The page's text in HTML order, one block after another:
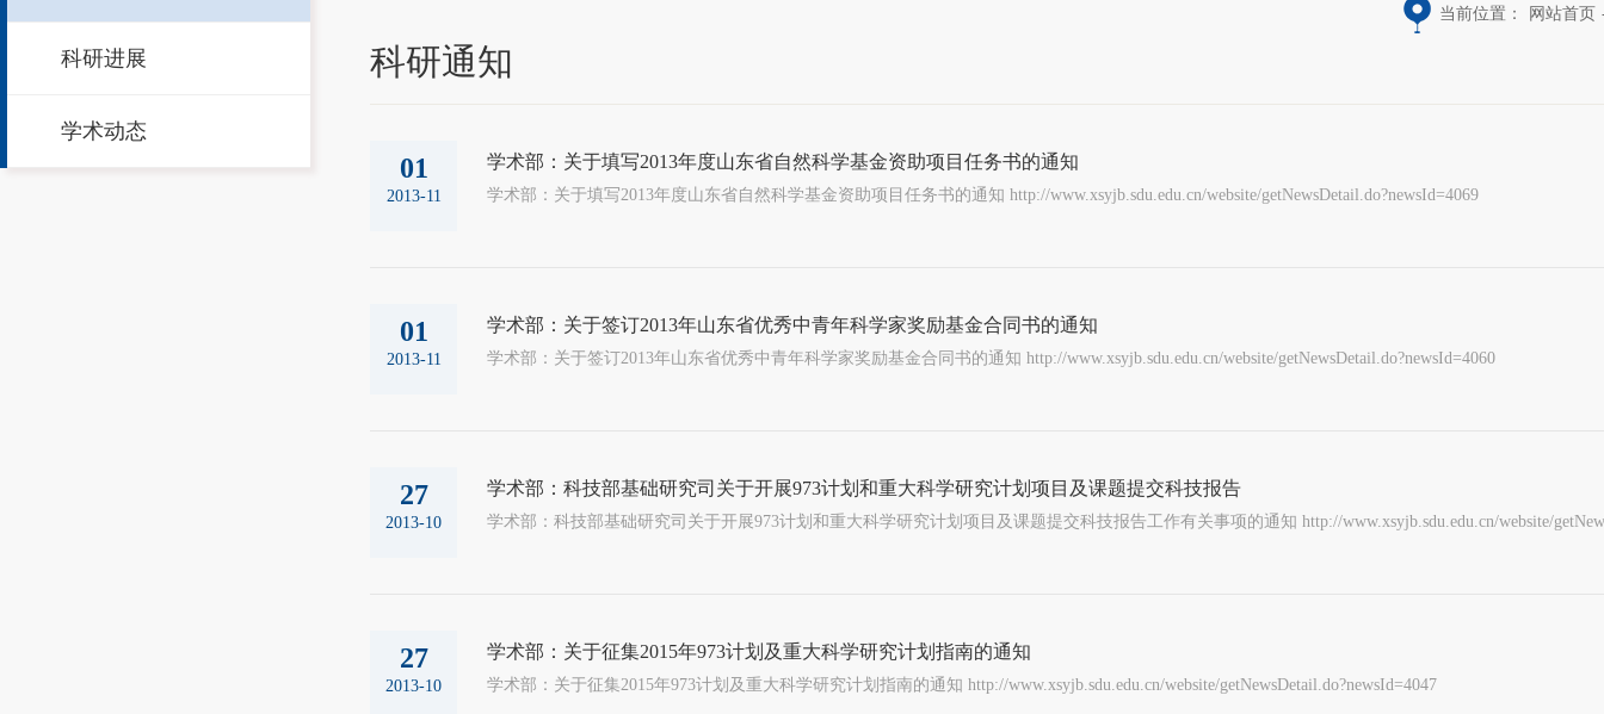
科研进展
学术动态
当前位置： 网站首页
科研通知
01
2013-11
学术部：关于填写2013年度山东省自然科学基金资助项目任务书的通知
学术部：关于填写2013年度山东省自然科学基金资助项目任务书的通知 http://www.xsyjb.sdu.edu.cn/website/getNewsDetail.do?newsId=4069
01
2013-11
学术部：关于签订2013年山东省优秀中青年科学家奖励基金合同书的通知
学术部：关于签订2013年山东省优秀中青年科学家奖励基金合同书的通知 http://www.xsyjb.sdu.edu.cn/website/getNewsDetail.do?newsId=4060
27
2013-10
学术部：科技部基础研究司关于开展973计划和重大科学研究计划项目及课题提交科技报告
学术部：科技部基础研究司关于开展973计划和重大科学研究计划项目及课题提交科技报告工作有关事项的通知 http://www.xsyjb.sdu.edu.cn/website/
27
2013-10
学术部：关于征集2015年973计划及重大科学研究计划指南的通知
学术部：关于征集2015年973计划及重大科学研究计划指南的通知 http://www.xsyjb.sdu.edu.cn/website/getNewsDetail.do?newsId=4047